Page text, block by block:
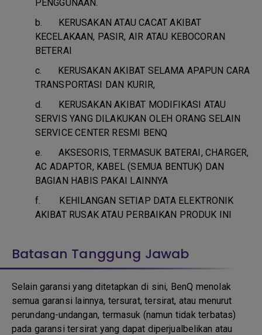
PENGGUNAAN.
b. KERUSAKAN ATAU CACAT AKIBAT
KECELAKAAN, PASIR, AIR ATAU KEBOCORAN
BETERAI
c. KERUSAKAN AKIBAT SELAMA APAPUN CARA
TRANSPORTASI DAN KURIR,
d. KERUSAKAN AKIBAT MODIFIKASI ATAU
SERVIS YANG DILAKUKAN OLEH ORANG SELAIN
SERVICE CENTER RESMI BENQ
e. AKSESORIS, TERMASUK BATERAI, CHARGER,
AC ADAPTOR, KABEL (SEMUA BENTUK) DAN
BAGIAN HABIS PAKAI LAINNYA
f. KEHILANGAN SETIAP DATA ELEKTRONIK
AKIBAT RUSAK ATAU PERBAIKAN PRODUK INI
Batasan Tanggung Jawab
Selain garansi yang ditetapkan di sini, BenQ menolak
semua garansi lainnya, tersurat, tersirat, atau menurut
perundang-undangan, termasuk (namun tidak terbatas)
pada garansi tersirat yang dapat diperjualbelikan atau